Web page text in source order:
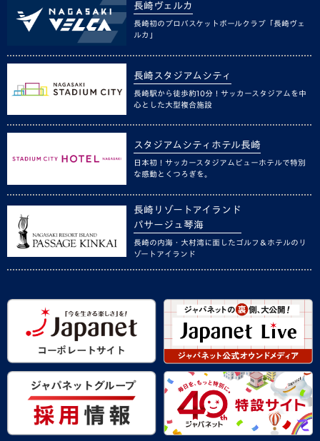
長崎ヴェルカ
長崎初のプロバスケットボールクラブ「長崎ヴェ
ルカ」
長崎スタジアムシティ
長崎駅から徒歩約10分！サッカースタジアムを中
心とした大型複合施設
スタジアムシティホテル長崎
日本初！サッカースタジアムビューホテルで特別
な感動とくつろぎを。
長崎リゾートアイランド
パサージュ琴海
長崎の内海・大村湾に面したゴルフ＆ホテルのリ
ゾートアイランド